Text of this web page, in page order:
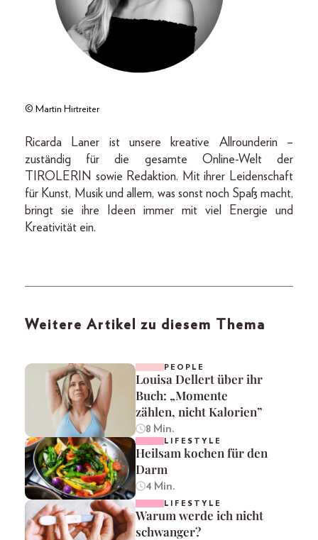
© Martin Hirtreiter
Ricarda Laner ist unsere kreative Allrounderin –
zuständig für die gesamte Online-Welt der
TIROLERIN sowie Redaktion. Mit ihrer Leidenschaft
für Kunst, Musik und allem, was sonst noch Spaß macht,
bringt sie ihre Ideen immer mit viel Energie und
Kreativität ein.
Weitere Artikel zu diesem Thema
PEOPLE
Louisa Dellert über ihr
Buch: „Momente
zählen, nicht Kalorien”
8 Min.
LIFESTYLE
Heilsam kochen für den
Darm
4 Min.
LIFESTYLE
Warum werde ich nicht
schwanger?